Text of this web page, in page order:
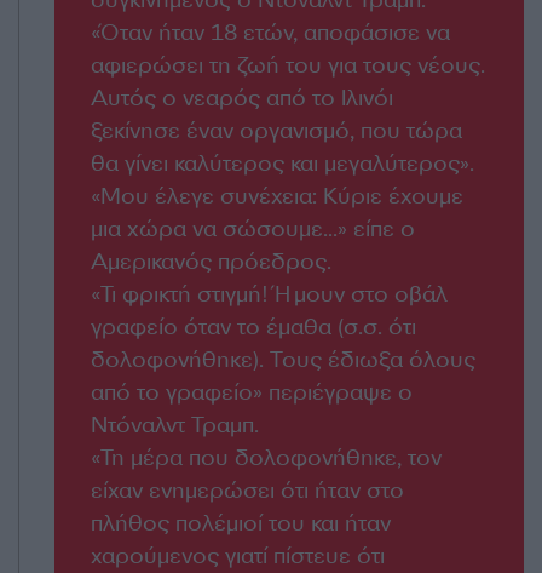
«Όταν ήταν 18 ετών, αποφάσισε να
αφιερώσει τη ζωή του για τους νέους.
Αυτός ο νεαρός από το Ιλινόι
ξεκίνησε έναν οργανισμό, που τώρα
θα γίνει καλύτερος και μεγαλύτερος».
«Μου έλεγε συνέχεια: Κύριε έχουμε
μια χώρα να σώσουμε...» είπε ο
Αμερικανός πρόεδρος.
«Τι φρικτή στιγμή! Ήμουν στο οβάλ
γραφείο όταν το έμαθα (σ.σ. ότι
δολοφονήθηκε). Τους έδιωξα όλους
από το γραφείο» περιέγραψε ο
Ντόναλντ Τραμπ.
«Τη μέρα που δολοφονήθηκε, τον
είχαν ενημερώσει ότι ήταν στο
πλήθος πολέμιοί του και ήταν
χαρούμενος γιατί πίστευε ότι